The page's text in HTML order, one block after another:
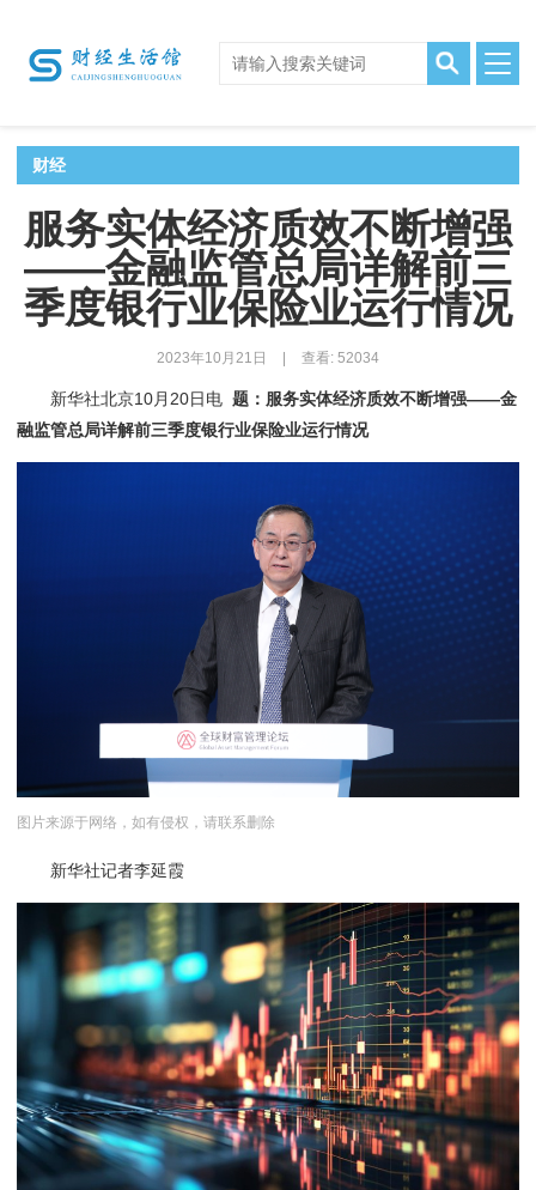
财经
服务实体经济质效不断增强
——金融监管总局详解前三
季度银行业保险业运行情况
2023年10月21日 查看: 52034
新华社北京10月20日电 题：服务实体经济质效不断增强——金
融监管总局详解前三季度银行业保险业运行情况
图片来源于网络，如有侵权，请联系删除
新华社记者李延霞